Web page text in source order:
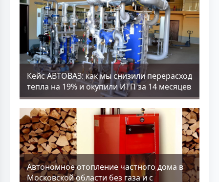
Кейс АВТОВАЗ: как мы снизили перерасход
тепла на 19% и окупили ИТП за 14 месяцев
Aвтономное отопление частного дома в
Московской области без газа и с